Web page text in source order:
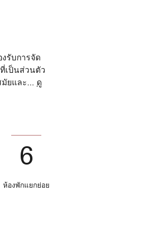
รับการจัด
เป็นส่วนตัว
ยและ... ดู
6
ห้องพักแยกย่อย